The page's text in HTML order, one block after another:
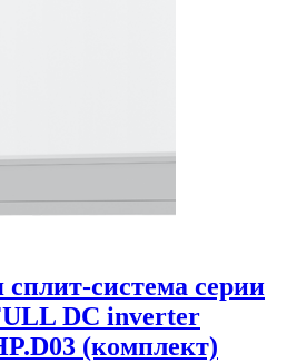
система серии
DC inverter
(комплект)